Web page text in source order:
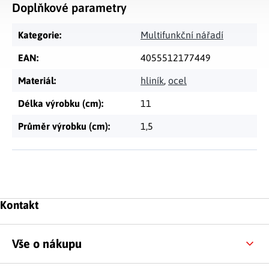
Doplňkové parametry
Kategorie: Multifunkční nářadí
EAN: 4055512177449
Materiál: hliník, ocel
Délka výrobku (cm): 11
Průměr výrobku (cm): 1,5
Zápatí
Kontakt
Vše o nákupu